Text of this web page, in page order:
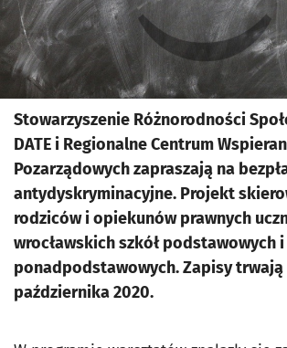
Stowarzyszenie Różnorodności
DATE i Regionalne Centrum
Pozarządowych zapraszają na
antydyskryminacyjne. Projekt
rodziców i opiekunów prawnych
wrocławskich szkół podstawowych i
ponadpodstawowych. Zapisy trwają
października 2020.